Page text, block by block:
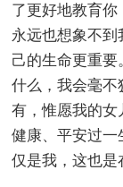
了更好地教育
永远也想象不到
己的生命更重
什么，我会毫不
有，惟愿我的女
健康、平安过一
仅是我，这也是